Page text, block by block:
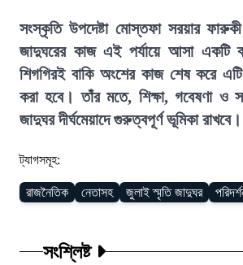
সংস্কৃতি উপদেষ্টা মোস্তফা সরয়ার
জাদুঘরের কাজ এই পর্যায়ে আসা একটি
শিগগিরই বাকি অংশের কাজ শেষ করে
করা হবে। তাঁর মতে, শিক্ষা, গবেষণা ও
জাদুঘর দীর্ঘমেয়াদে গুরুত্বপূর্ণ ভূমিকা রাখবে।
ট্যাগসমূহ:
রাজনৈতিক নেতাসহ জুলাই স্মৃতি জাদুঘর
সংশ্লিষ্ট